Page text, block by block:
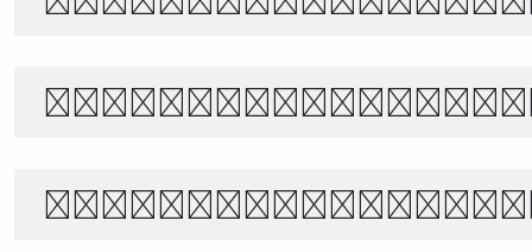
Белый снег тихо
あきのよの つきにさびしき をがは